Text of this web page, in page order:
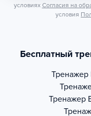
условиях Согласия на
условия
Бесплатный
Тренажер
Тренажер